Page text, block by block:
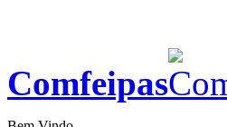
Comfeipas